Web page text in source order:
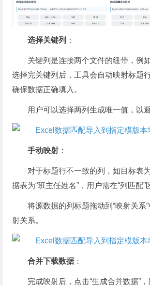
选择关键列 ：
关键列是连接两个文件的纽带，例
选择完关键列后，工具会自动映射标题
确保数据正确填入。
用户可以选择两列生成唯一值，以
手动映射 ：
对于标题行不一致的列，如目标表
据表为“班主任姓名”，用户需在“列匹配”
将源数据的列标题拖动到“映射关系
射关系。
合并下载数据：
完成映射后，点击“生成合并数据”